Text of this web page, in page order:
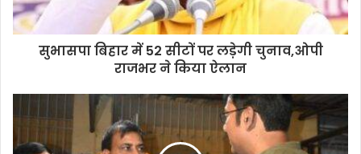
a
d
s
सुभासपा बिहार में 52 सीटों पर लड़ेगी चुनाव,ओपी
राजभर ने किया ऐलान